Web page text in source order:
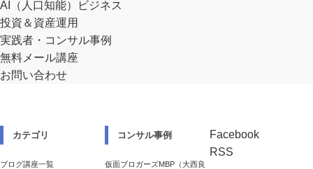
AI（人口知能）ビジネス
投資＆資産運用
実践者・コンサル事例
無料メール講座
お問い合わせ
カテゴリ
ブログ講座一覧
コンサル事例
仮面ブロガーズMBP（大西良
Facebook
RSS